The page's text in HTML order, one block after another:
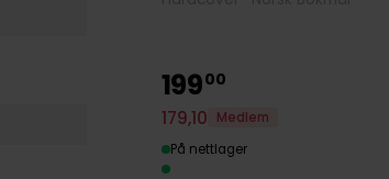
19900
179,10
Medlem
På nettlager